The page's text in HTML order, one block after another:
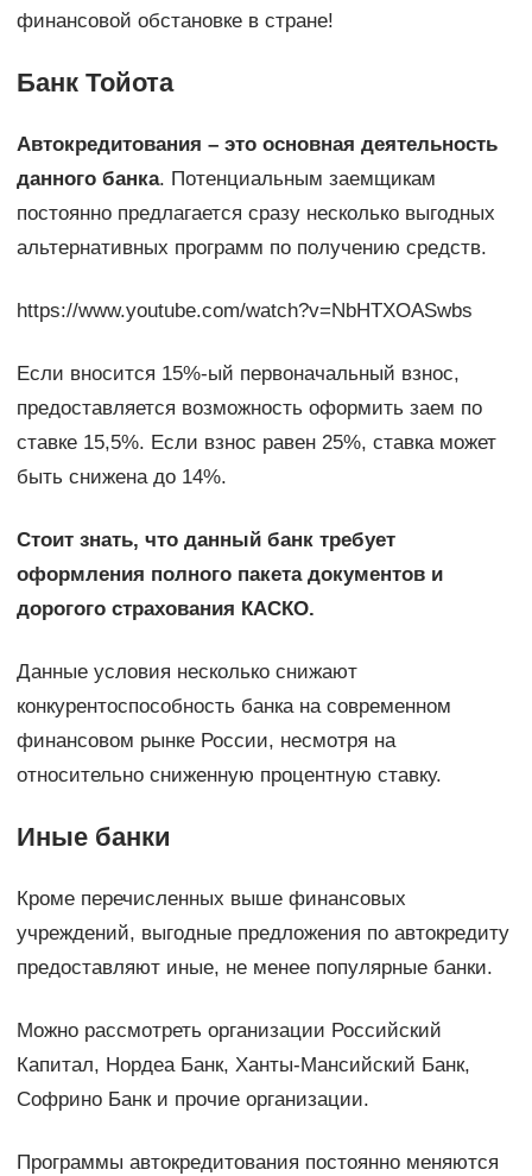
финансовой обстановке в стране!
Банк Тойота
Автокредитования – это основная деятельность
данного банка. Потенциальным заемщикам
постоянно предлагается сразу несколько выгодных
альтернативных программ по получению средств.
https://www.youtube.com/watch?v=NbHTXOASwbs
Если вносится 15%-ый первоначальный взнос,
предоставляется возможность оформить заем по
ставке 15,5%. Если взнос равен 25%, ставка может
быть снижена до 14%.
Стоит знать, что данный банк требует
оформления полного пакета документов и
дорогого страхования КАСКО.
Данные условия несколько снижают
конкурентоспособность банка на современном
финансовом рынке России, несмотря на
относительно сниженную процентную ставку.
Иные банки
Кроме перечисленных выше финансовых
учреждений, выгодные предложения по автокредиту
предоставляют иные, не менее популярные банки.
Можно рассмотреть организации Российский
Капитал, Нордеа Банк, Ханты-Мансийский Банк,
Софрино Банк и прочие организации.
Программы автокредитования постоянно меняются